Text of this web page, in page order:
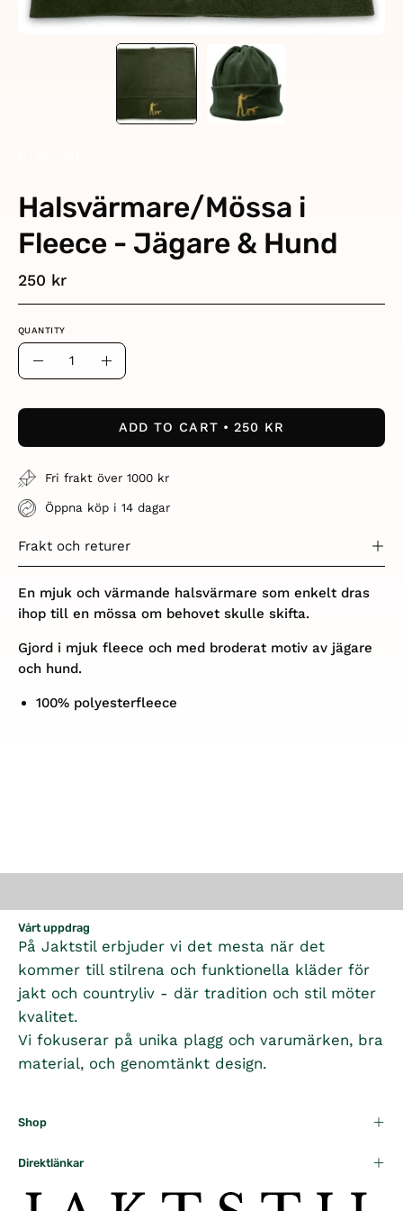
Halsvärmare/Mössa i
Fleece - Jägare & Hund
250 kr
QUANTITY
Quantity
Decrease Increase
ADD TO CART 250 KR
Fri frakt över 1000 kr
Öppna köp i 14 dagar
Frakt och returer
En mjuk och värmande halsvärmare som enkelt dras
ihop till en mössa om behovet skulle skifta.
Gjord i mjuk fleece och med broderat motiv av jägare
och hund.
100% polyesterfleece
Vårt uppdrag
På Jaktstil erbjuder vi det mesta när det
kommer till stilrena och funktionella kläder för
jakt och countryliv - där tradition och stil möter
kvalitet.
Vi fokuserar på unika plagg och varumärken, bra
material, och genomtänkt design.
Shop
Direktlänkar